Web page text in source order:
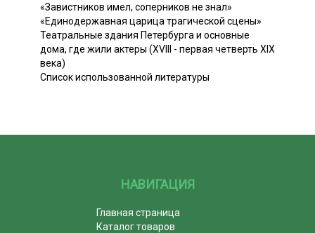
«Завистников имел, соперников не знал»
«Единодержавная царица трагической сцены»
Театральные здания Петербурга и основные
дома, где жили актеры (XVIII - первая четверть XIX
века)
Список использованной литературы
НАВИГАЦИЯ
Главная страница
Каталог товаров